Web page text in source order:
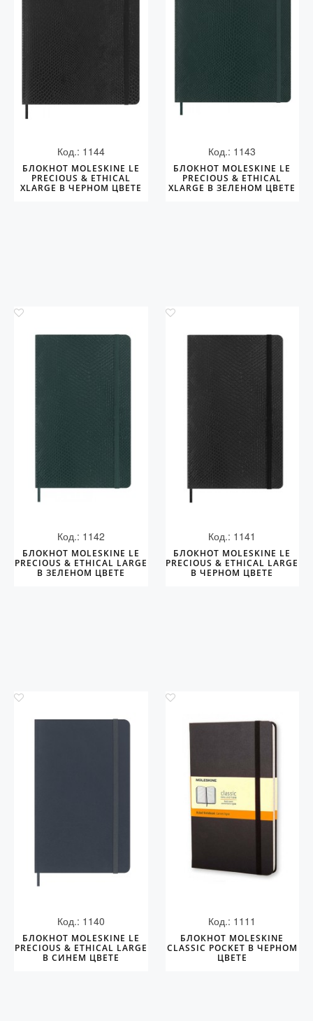
Код.: 1144
БЛОКНОТ MOLESKINE LE
PRECIOUS & ETHICAL
XLARGE В ЧЕРНОМ ЦВЕТЕ
Код.: 1143
БЛОКНОТ MOLESKINE LE
PRECIOUS & ETHICAL
XLARGE В ЗЕЛЕНОМ ЦВЕТЕ
Код.: 1142
БЛОКНОТ MOLESKINE LE
PRECIOUS & ETHICAL LARGE
В ЗЕЛЕНОМ ЦВЕТЕ
Код.: 1141
БЛОКНОТ MOLESKINE LE
PRECIOUS & ETHICAL LARGE
В ЧЕРНОМ ЦВЕТЕ
Код.: 1140
БЛОКНОТ MOLESKINE LE
PRECIOUS & ETHICAL LARGE
В СИНЕМ ЦВЕТЕ
Код.: 1111
БЛОКНОТ MOLESKINE
CLASSIC POCKET В ЧЕРНОМ
ЦВЕТЕ